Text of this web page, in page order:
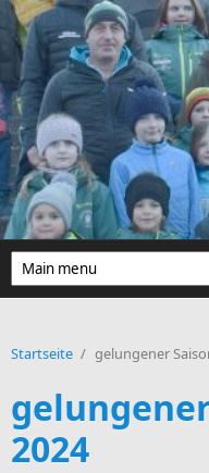
Direkt zum Inhalt
Startseite / gelungener
2024